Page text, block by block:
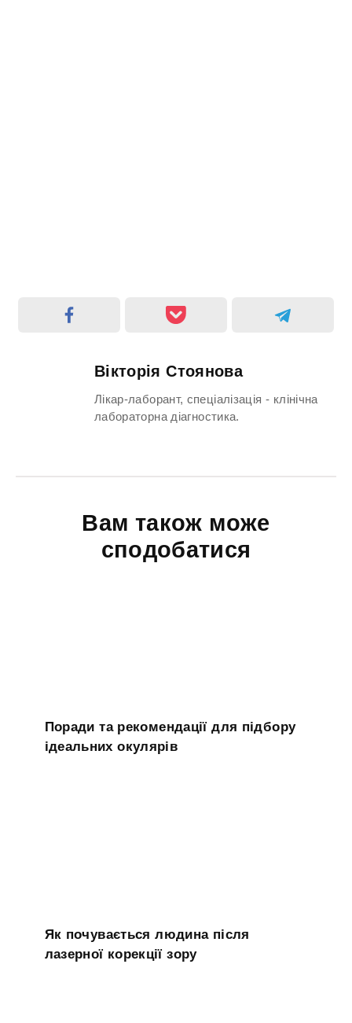
Вікторія Стоянова
Лікар-лаборант, спеціалізація - клінічна
лабораторна діагностика.
Вам також може
сподобатися
Поради та рекомендації для підбору
ідеальних окулярів
Як почувається людина після
лазерної корекції зору